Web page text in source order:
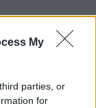
My
parties, or
for